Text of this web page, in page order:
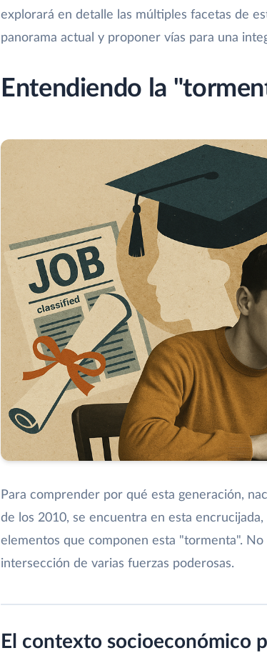
explorará en detalle las múltiples facetas de
panorama actual y proponer vías para una
Entendiendo la
Para comprender por qué esta generación,
de los 2010, se encuentra en esta
elementos que componen esta "tormenta".
intersección de varias fuerzas poderosas.
El contexto socioeconómico